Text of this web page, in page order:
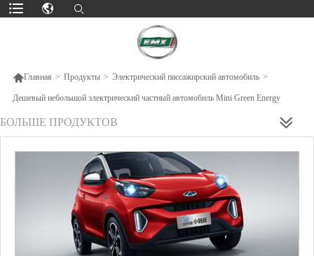
Главная > Продукты > Электрический пассажирский автомобиль >
Дешевый небольшой электрический частный автомобиль Mini Green Energy
БОЛЬШЕ ПРОДУКТОВ